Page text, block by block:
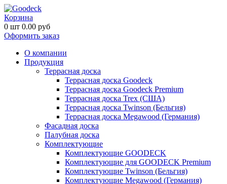
Корзина
0 шт 0.00 руб
Оформить заказ
О компании
Продукция
Террасная доска
Террасная доска Goodeck
Террасная доска Goodeck Premium
Террасная доска Trex (США)
Террасная доска Twinson (Бельгия)
Террасная доска Megawood (Германия)
Фасадная доска
Палубная доска
Комплектующие
Комплектующие GOODECK
Комплектующие для GOODECK Premium
Комплектующие Twinson (Бельгия)
Комплектующие Megawood (Германия)